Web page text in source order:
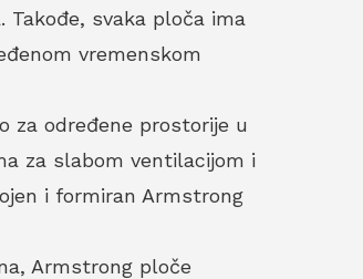
svaka ploča ima
vremenskom
za određene prostorije u
za slabom ventilacijom i
i formiran Armstrong
Armstrong ploče